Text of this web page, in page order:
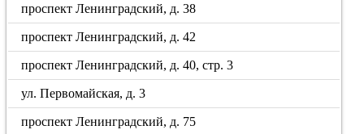
проспект Ленинградский, д. 38
проспект Ленинградский, д. 42
проспект Ленинградский, д. 40, стр. 3
ул. Первомайская, д. 3
проспект Ленинградский, д. 75